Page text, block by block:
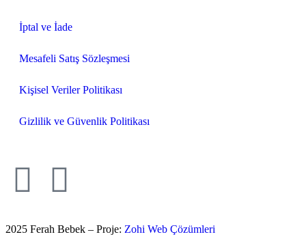
İptal ve İade
Mesafeli Satış Sözleşmesi
Kişisel Veriler Politikası
Gizlilik ve Güvenlik Politikası
2025 Ferah Bebek – Proje: Zohi Web Çözümleri